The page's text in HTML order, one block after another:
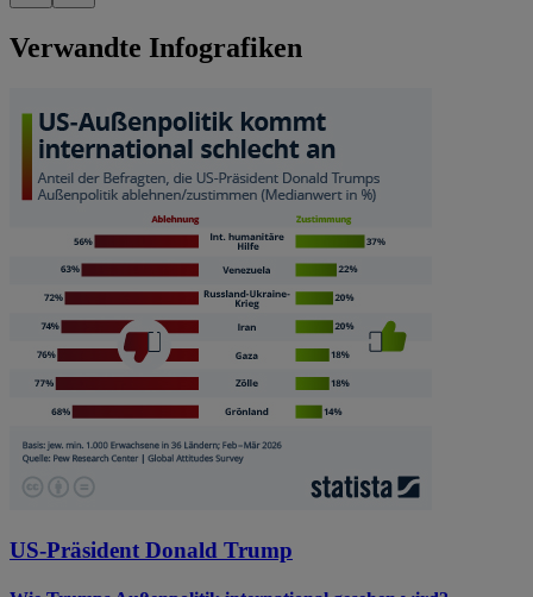
Verwandte Infografiken
US-Präsident Donald Trump